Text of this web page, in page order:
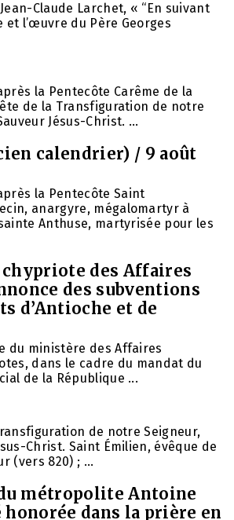
Claude Larchet, « “En suivant
et l’œuvre du Père Georges
la Pentecôte Carême de la
de la Transfiguration de notre
Jésus-Christ. ...
calendrier) / 9 août
la Pentecôte Saint
anargyre, mégalomartyr à
Anthuse, martyrisée pour les
des Affaires
des subventions
d’Antioche et de
du ministère des Affaires
dans le cadre du mandat du
de la République ...
de notre Seigneur,
Christ. Saint Émilien, évêque de
(vers 820) ; ...
métropolite Antoine
honorée dans la prière en